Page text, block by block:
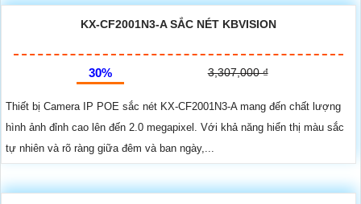
KX-CF2001N3-A SẮC NÉT KBVISION
30% 3,307,000 ₫
Thiết bị Camera IP POE sắc nét KX-CF2001N3-A mang đến chất lượng
hình ảnh đỉnh cao lên đến 2.0 megapixel. Với khả năng hiển thị màu sắc
tự nhiên và rõ ràng giữa đêm và ban ngày,...